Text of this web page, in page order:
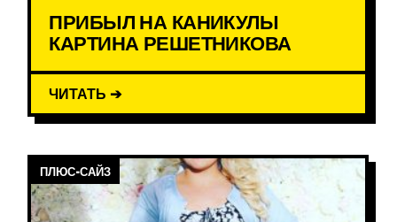
ПРИБЫЛ НА КАНИКУЛЫ
КАРТИНА РЕШЕТНИКОВА
ЧИТАТЬ ➔
ПЛЮС-САЙЗ